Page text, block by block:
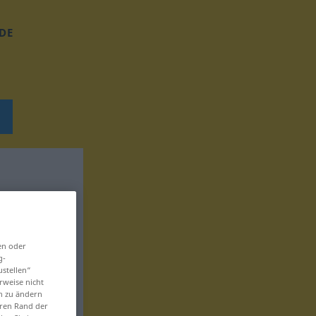
DE
oder
nicht
zu ändern
Rand der